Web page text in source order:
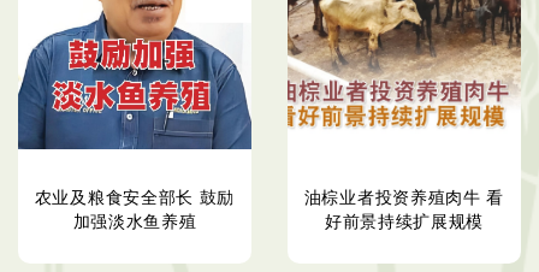
农业及粮食安全部长 鼓励
加强淡水鱼养殖
油棕业者投资养殖肉牛 看
好前景持续扩展规模